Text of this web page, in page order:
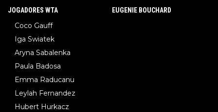
JOGADORES WTA
Coco Gauff
Iga Swiatek
Aryna Sabalenka
Paula Badosa
Emma Raducanu
Leylah Fernandez
Hubert Hurkacz
EUGENIE BOUCHARD